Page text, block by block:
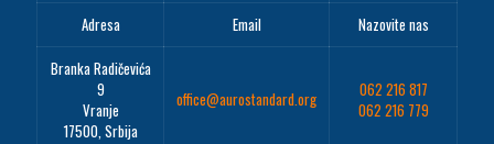
Adresa Email
Nazovite nas
Branka Radičevića
9
Vranje
17500, Srbija
office@aurostandard.org
062 216 817
062 216 779